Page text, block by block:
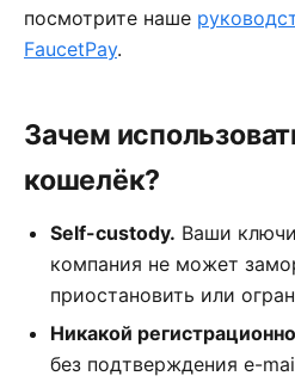
посмотрите наше
FaucetPay.
Зачем
кошелёк?
Self-custody. Ваши
компания не может
приостановить или
Никакой
без подтверждения e-